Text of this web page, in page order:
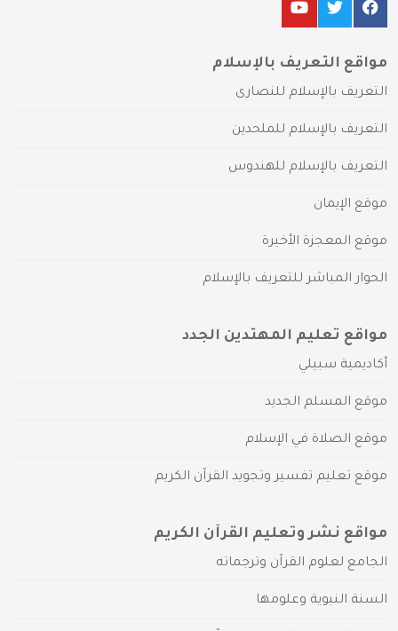
مواقع التعريف بالإسلام
التعريف بالإسلام للنصارى
التعريف بالإسلام للملحدين
التعريف بالإسلام للهندوس
موقع الإيمان
موقع المعجزة الأخيرة
الحوار المباشر للتعريف بالإسلام
مواقع تعليم المهتدين الجدد
أكاديمية سبيلي
موقع المسلم الجديد
موقع الصلاة في الإسلام
موقع تعليم تفسير وتجويد القرآن الكريم
مواقع نشر وتعليم القرآن الكريم
الجامع لعلوم القرآن وترجماته
السنة النبوية وعلومها